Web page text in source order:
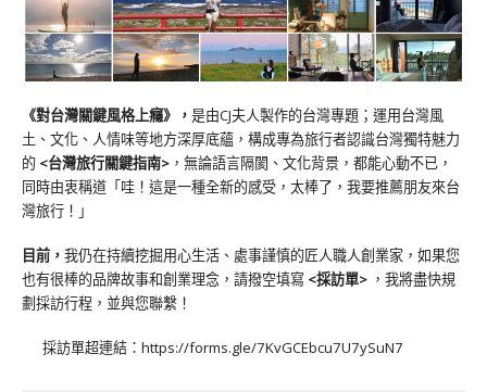
《對台灣關鍵風格上癮》 ， 是由CJ夫人製作的台灣專題；運用台灣風
土、文化、人情味等地方深厚底蘊，構成專為旅行者認識台灣獨特魅力
的 <台灣旅行關鍵指南> ，無論語言隔閡、文化背景，都能心動不已，
同時由衷稱道「哇！這是一種全新的感受，太棒了，我要推薦朋友來台
灣旅行！」
目前， 我仍在持續挖掘用心生活、處事謹慎的匠人職人創業家，如果您
也有很棒的品牌故事和創業理念，請撥空填寫 <採訪單> ，我將盡快規
劃採訪行程，並與您聯繫！
採訪單超連結： https://forms.gle/7KvGCEbcu7U7ySuN7